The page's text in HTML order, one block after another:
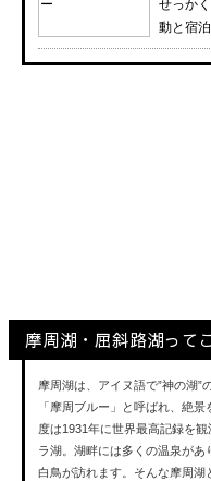
せっか
動と宿
摩周湖・屈斜路湖って
摩周湖は、アイヌ語で”神の湖”
「摩周ブルー」と呼ばれ、絶
度は1931年に世界最高記録を
ラ湖。湖畔には多くの温泉が
白鳥が訪れます。そんな摩周